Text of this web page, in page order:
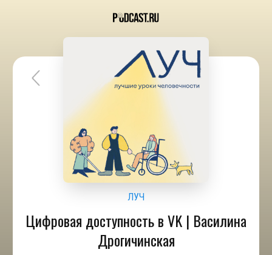
ЛУЧ
Цифровая доступность в VK | Василина
Дрогичинская